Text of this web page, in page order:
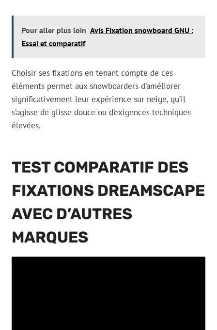
Pour aller plus loin Avis Fixation snowboard GNU :
Essai et comparatif
Choisir ses fixations en tenant compte de ces
éléments permet aux snowboarders d’améliorer
significativement leur expérience sur neige, qu’il
s’agisse de glisse douce ou d’exigences techniques
élevées.
TEST COMPARATIF DES
FIXATIONS DREAMSCAPE
AVEC D’AUTRES
MARQUES